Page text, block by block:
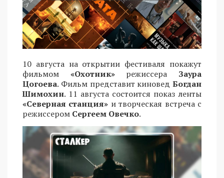
10 августа на открытии фестиваля покажут
фильмом «Охотник»режиссера Заура
Цогоева. Фильм представит киновед Богдан
Шимохин. 11 августа состоится показ ленты
«Северная станция» и творческая встреча с
режиссером Сергеем Овечко.